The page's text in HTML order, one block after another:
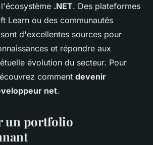
.NET. Des plateformes
Learn ou des communautés
d'excellentes sources pour
et répondre aux
évolution du secteur. Pour
comment devenir
net.
un portfolio